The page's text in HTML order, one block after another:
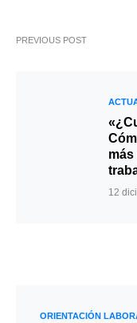
PREVIOUS POST
12
ORIENTACIÓN